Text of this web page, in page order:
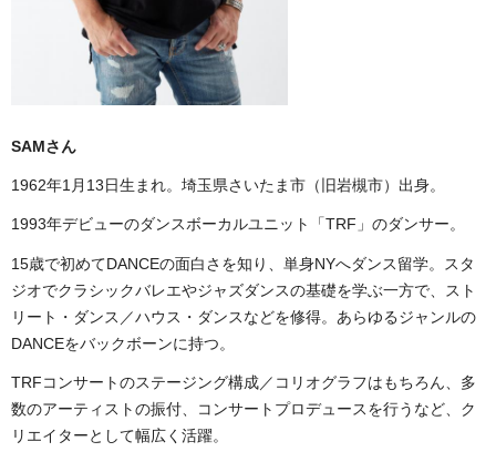
SAMさん
1962年1月13日生まれ。埼玉県さいたま市（旧岩槻市）出身。
1993年デビューのダンスボーカルユニット「TRF」のダンサー。
15歳で初めてDANCEの面白さを知り、単身NYへダンス留学。スタ
ジオでクラシックバレエやジャズダンスの基礎を学ぶ一方で、スト
リート・ダンス／ハウス・ダンスなどを修得。あらゆるジャンルの
DANCEをバックボーンに持つ。
TRFコンサートのステージング構成／コリオグラフはもちろん、多
数のアーティストの振付、コンサートプロデュースを行うなど、ク
リエイターとして幅広く活躍。